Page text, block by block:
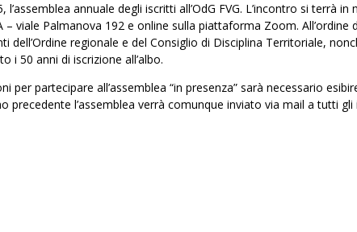
annuale degli iscritti all’OdG FVG. L’incontro si terrà in
– viale Palmanova 192 e online sulla piattaforma Zoom. All’ordine
dell’Ordine regionale e del Consiglio di Disciplina Territoriale,
i 50 anni di iscrizione all’albo.
per partecipare all’assemblea “in presenza” sarà necessario
precedente l’assemblea verrà comunque inviato via mail a tutti gli